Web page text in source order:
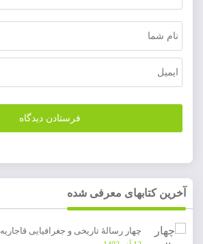
آخرین کتابهای معرفی شده
چهار رسالۀ تاریخی و جغرافیایی قاجاریه